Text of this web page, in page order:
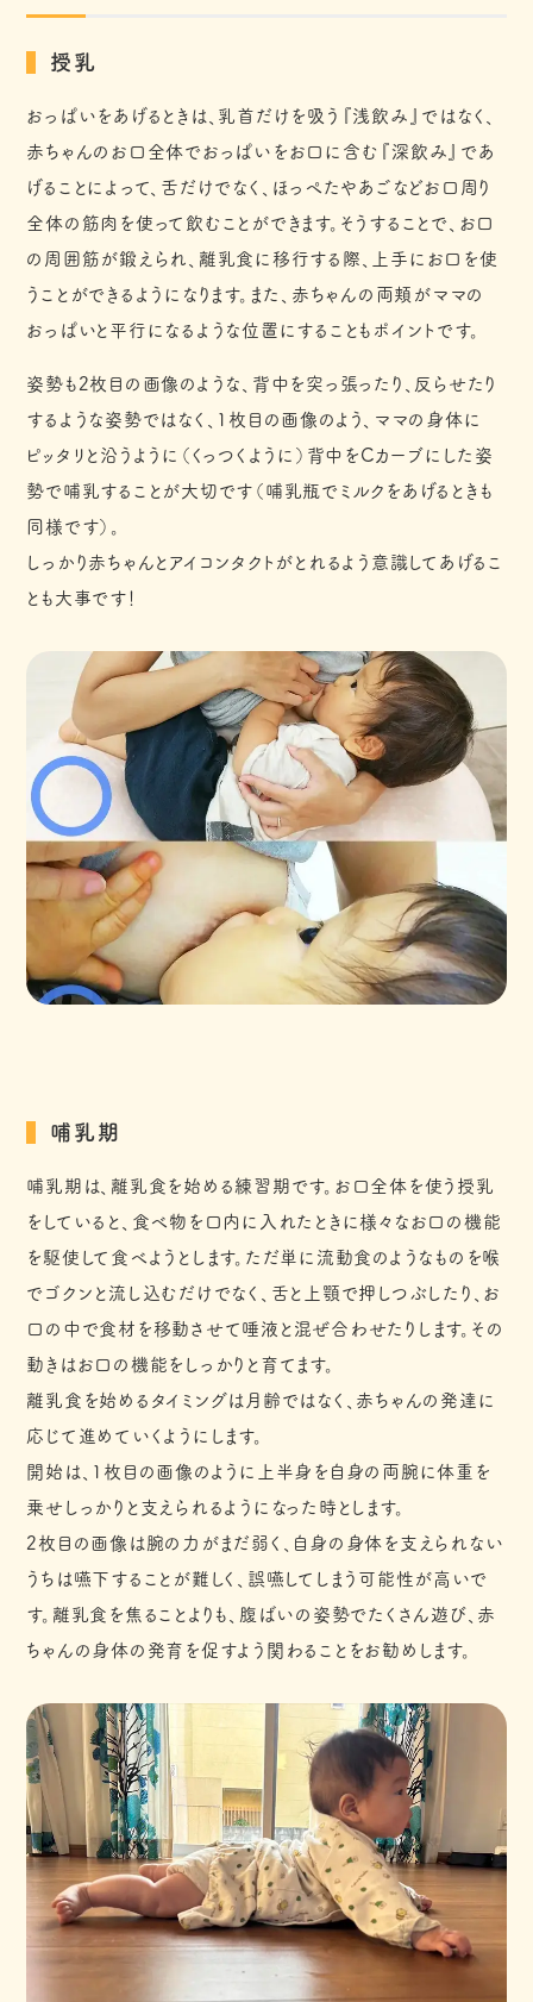
授乳
おっぱいをあげるときは、乳首だけを吸う『浅飲み』ではなく、
赤ちゃんのお口全体でおっぱいをお口に含む『深飲み』であ
げることによって、舌だけでなく、ほっぺたやあごなどお口周り
全体の筋肉を使って飲むことができます。そうすることで、お口
の周囲筋が鍛えられ、離乳食に移行する際、上手にお口を使
うことができるようになります。また、赤ちゃんの両頬がママの
おっぱいと平行になるような位置にすることもポイントです。
姿勢も2枚目の画像のような、背中を突っ張ったり、反らせたり
するような姿勢ではなく、1枚目の画像のよう、ママの身体に
ピッタリと沿うように（くっつくように）背中をCカーブにした姿
勢で哺乳することが大切です（哺乳瓶でミルクをあげるときも
同様です）。
しっかり赤ちゃんとアイコンタクトがとれるよう意識してあげるこ
とも大事です！
哺乳期
哺乳期は、離乳食を始める練習期です。お口全体を使う授乳
をしていると、食べ物を口内に入れたときに様々なお口の機能
を駆使して食べようとします。ただ単に流動食のようなものを喉
でゴクンと流し込むだけでなく、舌と上顎で押しつぶしたり、お
口の中で食材を移動させて唾液と混ぜ合わせたりします。その
動きはお口の機能をしっかりと育てます。
離乳食を始めるタイミングは月齢ではなく、赤ちゃんの発達に
応じて進めていくようにします。
開始は、1枚目の画像のように上半身を自身の両腕に体重を
乗せしっかりと支えられるようになった時とします。
2枚目の画像は腕の力がまだ弱く、自身の身体を支えられない
うちは嚥下することが難しく、誤嚥してしまう可能性が高いで
す。離乳食を焦ることよりも、腹ばいの姿勢でたくさん遊び、赤
ちゃんの身体の発育を促すよう関わることをお勧めします。